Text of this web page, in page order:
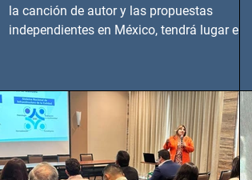
la canción de autor y las propuestas
independientes en México, tendrá lugar en el
del 14 de agosto al 25 de septiembre, a las
20:00 horas.